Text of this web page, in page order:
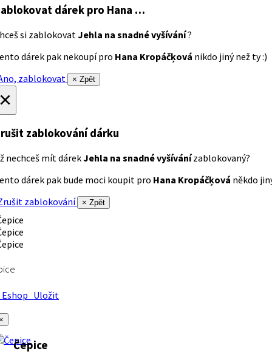
dárek pro Hana …
si zablokovatJehla na snadné vyšívání?
dárek pak nekoupí pro Hana Kropáčķová nikdo jiný než ty :)
zablokovat
× Zpět
zablokování dárku
nechceš mít dárekJehla na snadné vyšívánízablokovaný?
dárek pak bude moci koupit pro Hana Kropáčķová někdo
zablokování
× Zpět
Uložit
Čepice